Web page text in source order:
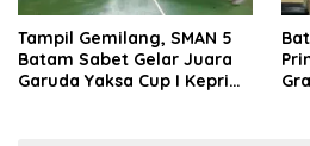
Tampil Gemilang, SMAN 5
Batam Sabet Gelar Juara
Garuda Yaksa Cup I Kepri